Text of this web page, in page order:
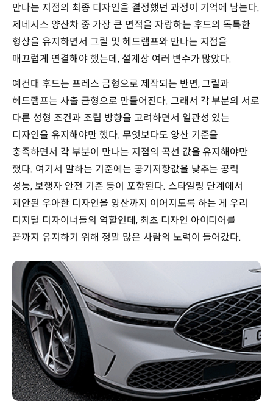
만나는 지점의 최종 디자인을 결정했던 과정이 기억에 남는다.
제네시스 양산차 중 가장 큰 면적을 자랑하는 후드의 독특한
형상을 유지하면서 그릴 및 헤드램프와 만나는 지점을
매끄럽게 연결해야 했는데, 설계상 여러 변수가 많았다.
예컨대 후드는 프레스 금형으로 제작되는 반면, 그릴과
헤드램프는 사출 금형으로 만들어진다. 그래서 각 부분의 서로
다른 성형 조건과 조립 방향을 고려하면서 일관성 있는
디자인을 유지해야만 했다. 무엇보다도 양산 기준을
충족하면서 각 부분이 만나는 지점의 곡선 값을 유지해야만
했다. 여기서 말하는 기준에는 공기저항값을 낮추는 공력
성능, 보행자 안전 기준 등이 포함된다. 스타일링 단계에서
제안된 우아한 디자인을 양산까지 이어지도록 하는 게 우리
디지털 디자이너들의 역할인데, 최초 디자인 아이디어를
끝까지 유지하기 위해 정말 많은 사람의 노력이 들어갔다.